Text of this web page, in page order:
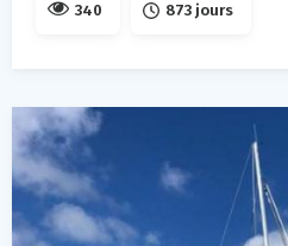
340 873 jours